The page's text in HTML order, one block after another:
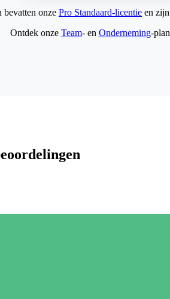
bevatten onze Pro Standaard-licentie en
Ontdek onze Team- en Onderneming-